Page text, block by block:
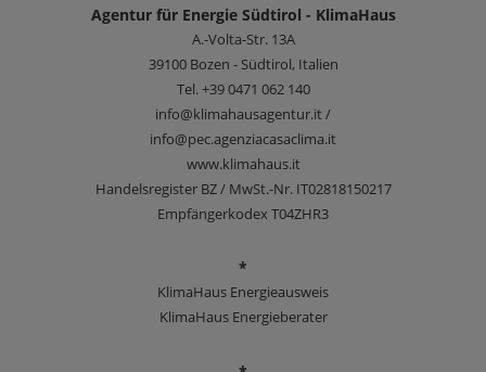
Agentur für Energie Südtirol - KlimaHaus
A.-Volta-Str. 13A
39100 Bozen - Südtirol, Italien
Tel.+39 0471 062 140
info@klimahausagentur.it /
info@pec.agenziacasaclima.it
www.klimahaus.it
Handelsregister BZ / MwSt.-Nr. IT02818150217
Empfängerkodex T04ZHR3
*
KlimaHaus Energieausweis
KlimaHaus Energieberater